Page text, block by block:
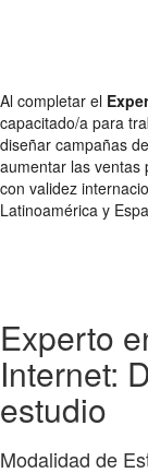
Al completar el
capacitado/a para
diseñar campañas
aumentar las ventas
con validez
Latinoamérica y
Experto
Internet:
estudio
Modalidad de